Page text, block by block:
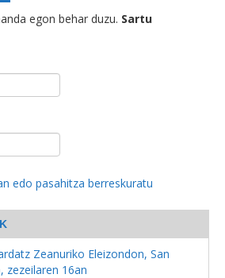
egon behar duzu. Sartu
edo pasahitza berreskuratu
Zeanuriko Eleizondon, San
zezeilaren 16an